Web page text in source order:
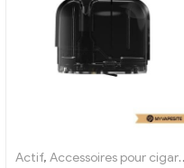
Actif, Accessoires pour cigarettes électroniques